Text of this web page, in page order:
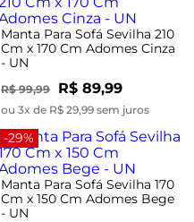
Manta Para Sofá Sevilha 210
Cm x 170 Cm Adomes Cinza
- UN
R$ 99,99 R$ 89,99
ou 3x de R$ 29,99 sem juros
-29%
Manta Para Sofá Sevilha 170
Cm x 150 Cm Adomes Bege
- UN